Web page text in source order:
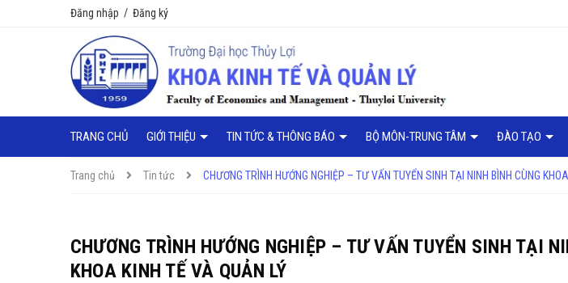
Đăng nhập / Đăng ký
TRANG CHỦ GIỚI THIỆU TIN TỨC & THÔNG BÁO BỘ MÔN-TRUNG TÂM ĐÀO TẠO
Trang chủ Tin tức CHƯƠNG TRÌNH HƯỚNG NGHIỆP – TƯ VẤN TUYỂN SINH TẠI NINH BÌNH CÙNG
CHƯƠNG TRÌNH HƯỚNG NGHIỆP – TƯ VẤN TUYỂN SINH TẠI
KHOA KINH TẾ VÀ QUẢN LÝ